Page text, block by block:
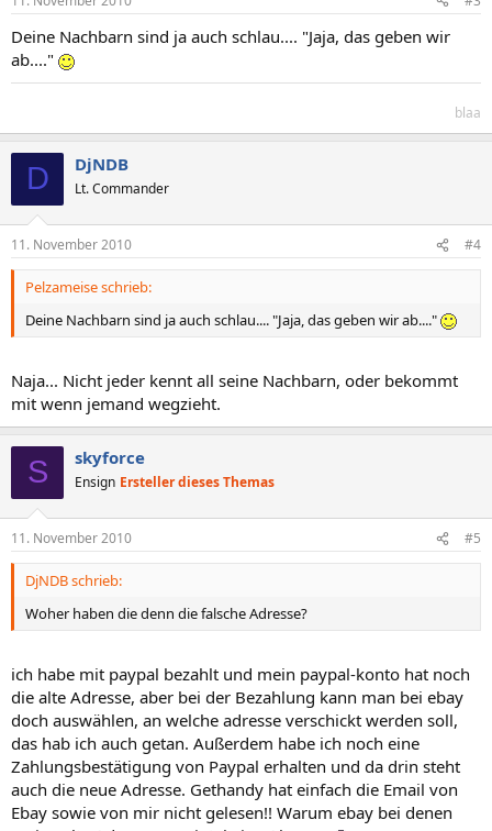
Deine Nachbarn sind ja auch schlau.... "Jaja, das geben wir
ab...."
blaa
D DjNDB
Lt. Commander
11. November 2010 #4
Pelzameise schrieb:
Deine Nachbarn sind ja auch schlau.... "Jaja, das geben wir ab...."
Naja... Nicht jeder kennt all seine Nachbarn, oder bekommt
mit wenn jemand wegzieht.
S skyforce
Ensign Ersteller dieses Themas
11. November 2010 #5
DjNDB schrieb:
Woher haben die denn die falsche Adresse?
ich habe mit paypal bezahlt und mein paypal-konto hat noch
die alte Adresse, aber bei der Bezahlung kann man bei ebay
doch auswählen, an welche adresse verschickt werden soll,
das hab ich auch getan. Außerdem habe ich noch eine
Zahlungsbestätigung von Paypal erhalten und da drin steht
auch die neue Adresse. Gethandy hat einfach die Email von
Ebay sowie von mir nicht gelesen!! Warum ebay bei denen